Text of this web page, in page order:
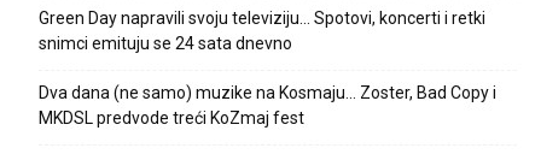
Green Day napravili svoju televiziju… Spotovi, koncerti i retki
snimci emituju se 24 sata dnevno
Dva dana (ne samo) muzike na Kosmaju… Zoster, Bad Copy i
MKDSL predvode treći KoZmaj fest